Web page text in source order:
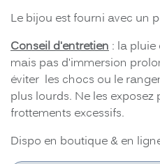
Le bijou est fourni avec un
Conseil d'entretien : la pluie
mais pas d'immersion
éviter les chocs ou le
plus lourds. Ne les exposez
frottements excessifs.
Dispo en boutique & en